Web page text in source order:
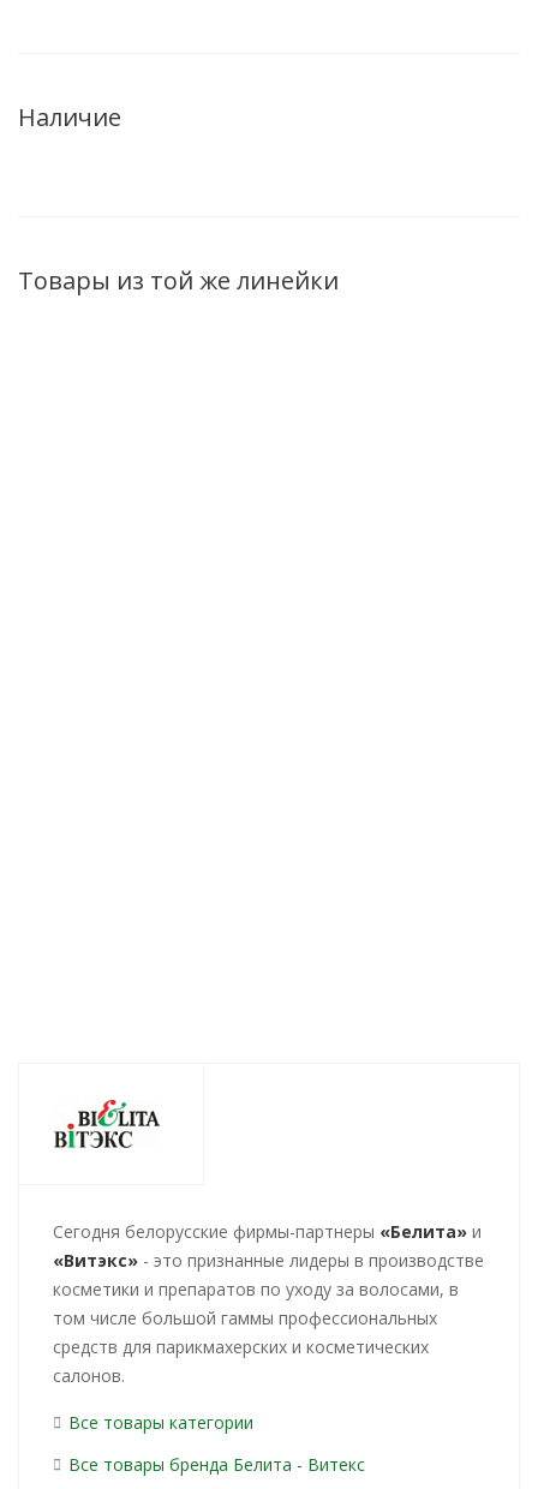
Наличие
Товары из той же линейки
Cегодня белорусские фирмы-партнеры «Белита» и
«Витэкс» - это признанные лидеры в производстве
косметики и препаратов по уходу за волосами, в
том числе большой гаммы профессиональных
средств для парикмахерских и косметических
салонов.
Все товары категории
Все товары бренда Белита - Витекс